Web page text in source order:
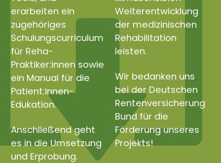
erarbeiten ein
zugehöriges
Schulungscurriculum
für Reha-
Praktiker:innen sowie
ein Manual für die
Patient:innen-
Edukation.
Anschließend geht
es in die Umsetzung
und Erprobung.
Weiterentwicklung
der medizinischen
Rehabilitation
leisten.
Wir bedanken uns
bei der Deutschen
Rentenversicherung
Bund für die
Förderung unseres
Projekts!